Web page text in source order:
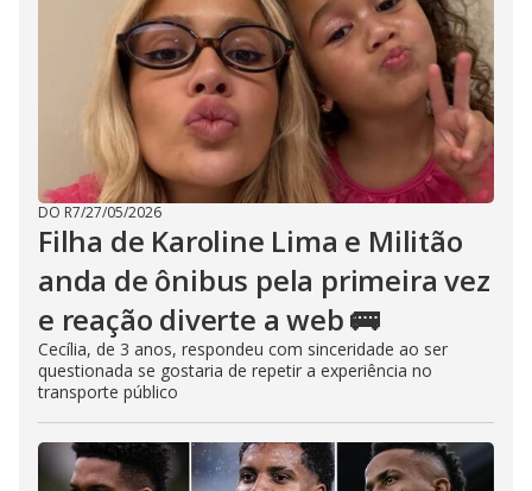
DO R7/27/05/2026
Filha de Karoline Lima e Militão
anda de ônibus pela primeira vez
e reação diverte a web 🚌
Cecília, de 3 anos, respondeu com sinceridade ao ser
questionada se gostaria de repetir a experiência no
transporte público